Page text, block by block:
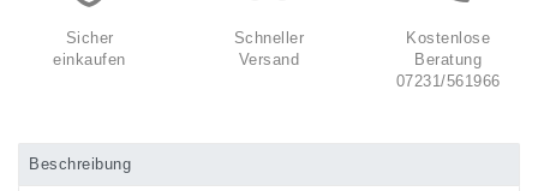
Sicher
einkaufen
Schneller
Versand
Kostenlose
Beratung
07231/561966
Beschreibung